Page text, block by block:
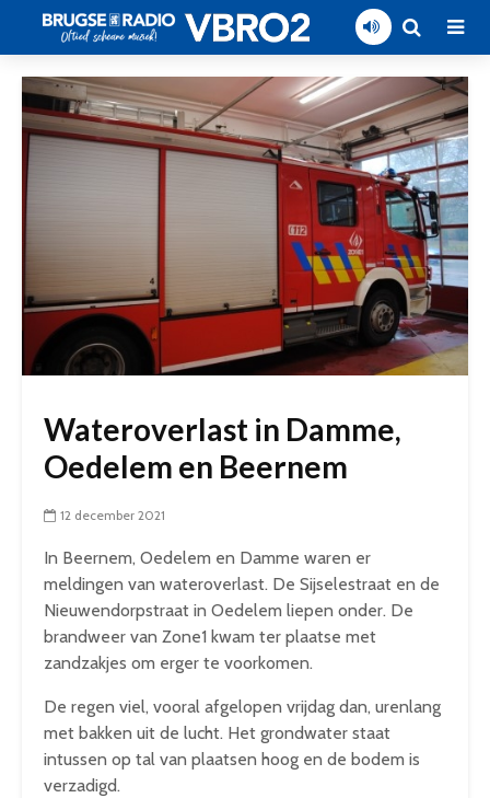
Wateroverlast in Damme,
Oedelem en Beernem
12 december 2021
In Beernem, Oedelem en Damme waren er
meldingen van wateroverlast. De Sijselestraat en de
Nieuwendorpstraat in Oedelem liepen onder. De
brandweer van Zone1 kwam ter plaatse met
zandzakjes om erger te voorkomen.
De regen viel, vooral afgelopen vrijdag dan, urenlang
met bakken uit de lucht. Het grondwater staat
intussen op tal van plaatsen hoog en de bodem is
verzadigd.